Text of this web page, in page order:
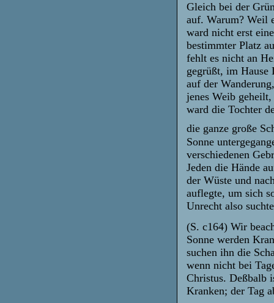
Gleich bei der
auf. Warum? Weil
ward nicht erst
bestimmter Platz
fehlt es nicht an
gegrüßt, im Hause
auf der
jenes Weib
ward die Tochter
die ganze große
Sonne
verschiedenen
Jeden die Hände
der Wüste und
auflegte, um sich
Unrecht also
(S. c164) Wir
Sonne werden
suchen ihn die
wenn nicht bei
Christus. Deßbalb
Kranken; der Tag